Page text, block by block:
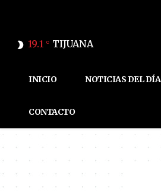
19.1 C TIJUANA
INICIO NOTICIAS DEL DÍA
CONTACTO